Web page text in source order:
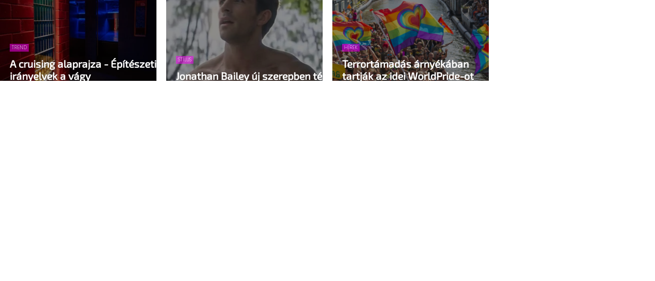
A cruising alaprajza - Építészeti
irányelvek a vágy
TREND
Jonathan Bailey új szerepben tér
STÍLUS
Terrortámadás árnyékában
tartják az idei WorldPride-ot
HÍREK